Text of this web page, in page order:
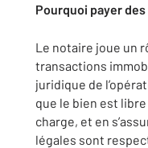
Pourquoi payer
Le notaire joue un
transactions
juridique de
que le bien est
charge, et en
légales sont